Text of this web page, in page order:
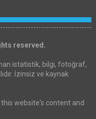
reserved.
istatistik, bilgi, fotoğraf,
İzinsiz ve kaynak
website's content and